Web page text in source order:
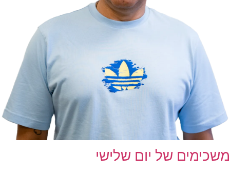
משכימים של יום שלישי